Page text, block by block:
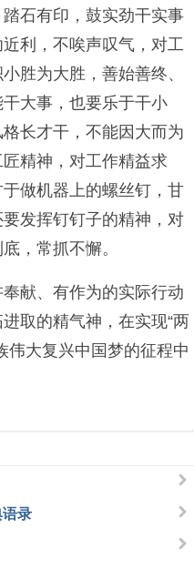
石有印，鼓实劲干实事
利，不唉声叹气，对工
胜为大胜，善始善终、
大事，也要乐于干小
长才干，不能因大而为
精神，对工作精益求
做机器上的螺丝钉，甘
发挥钉钉子的精神，对
，常抓不懈。
献、有作为的实际行动
取的精气神，在实现“两
伟大复兴中国梦的征程中
录